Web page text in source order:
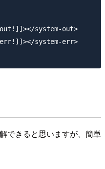
system-out>
system-err>
できると思いますが、簡単